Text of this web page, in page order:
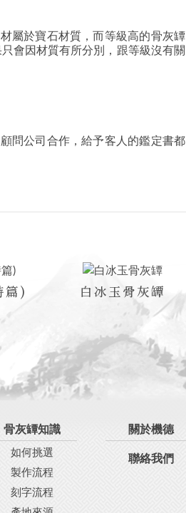
屬於寶石材質，而等級高的骨灰罈
會因材質有所分別，跟等級沒有關
問公司合作，給予客人的鑑定書都
篇) 白冰玉骨灰罈
骨灰罈知識
如何挑選
製作流程
刻字流程
關於機德
聯絡我們